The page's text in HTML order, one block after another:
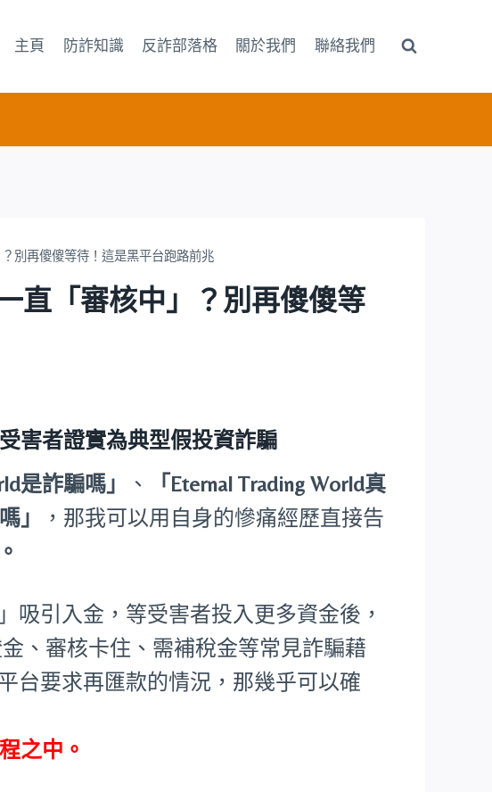
主頁 防詐知識 反詐部落格 關於我們 聯絡我們
別再傻傻等待！這是黑平台跑路前兆
直「審核中」？別再傻傻等
害者證實為典型假投資詐騙
是詐騙嗎」 、
「Eternal Trading World真
」
，那我可以用自身的慘痛經歷直接告
吸引入金，等受害者投入更多資金後，
、審核卡住、需補稅金等常見詐騙藉
台要求再匯款的情況，那幾乎可以確
之中。